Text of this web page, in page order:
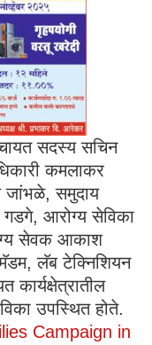
सदस्य सचिन
कमलाकर
जांभळे, समुदाय
आरोग्य सेविका
सेवक आकाश
लॅब टेक्निशियन
कार्यक्षेत्रातील
उपस्थित होते.
Campaign in